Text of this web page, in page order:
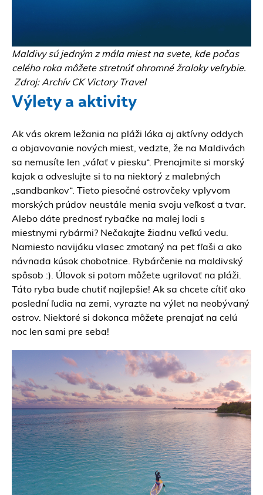
Maldivy sú jedným z mála miest na svete, kde počas
celého roka môžete stretnúť ohromné žraloky veľrybie.
Zdroj: Archív CK Victory Travel
Výlety a aktivity
Ak vás okrem ležania na pláži láka aj aktívny oddych
a objavovanie nových miest, vedzte, že na Maldivách
sa nemusíte len „váľať v piesku“. Prenajmite si morský
kajak a odveslujte si to na niektorý z malebných
„sandbankov“. Tieto piesočné ostrovčeky vplyvom
morských prúdov neustále menia svoju veľkosť a tvar.
Alebo dáte prednosť rybačke na malej lodi s
miestnymi rybármi? Nečakajte žiadnu veľkú vedu.
Namiesto navijáku vlasec zmotaný na pet fľaši a ako
návnada kúsok chobotnice. Rybárčenie na maldivský
spôsob :). Úlovok si potom môžete ugrilovať na pláži.
Táto ryba bude chutiť najlepšie! Ak sa chcete cítiť ako
poslední ľudia na zemi, vyrazte na výlet na neobývaný
ostrov. Niektoré si dokonca môžete prenajať na celú
noc len sami pre seba!